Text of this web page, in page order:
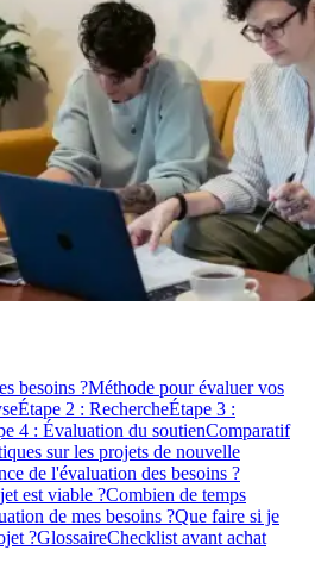
besoins ?Méthode pour évaluer vos
Étape 2 : RechercheÉtape 3 :
4 : Évaluation du soutienComparatif
sur les projets de nouvelle
de l'évaluation des besoins ?
est viable ?Combien de temps
de mes besoins ?Que faire si je
?GlossaireChecklist avant achat